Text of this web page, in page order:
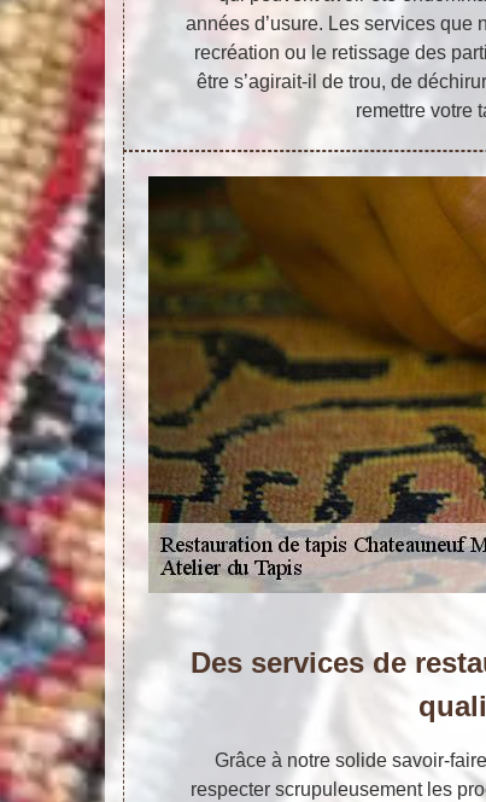
années d’usure. Les services que
recréation ou le retissage des
être s’agirait-il de trou, de
remettre votre
Des services de
Grâce à notre solide savoir-
respecter scrupuleusement les